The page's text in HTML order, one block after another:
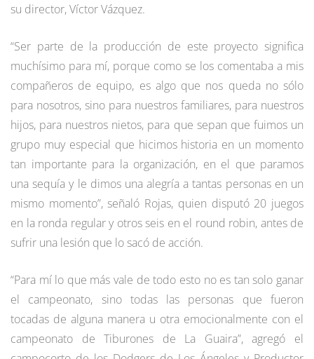
su director, Víctor Vázquez.
“Ser parte de la producción de este proyecto significa
muchísimo para mí, porque como se los comentaba a mis
compañeros de equipo, es algo que nos queda no sólo
para nosotros, sino para nuestros familiares, para nuestros
hijos, para nuestros nietos, para que sepan que fuimos un
grupo muy especial que hicimos historia en un momento
tan importante para la organización, en el que paramos
una sequía y le dimos una alegría a tantas personas en un
mismo momento”, señaló Rojas, quien disputó 20 juegos
en la ronda regular y otros seis en el round robin, antes de
sufrir una lesión que lo sacó de acción.
“Para mí lo que más vale de todo esto no es tan solo ganar
el campeonato, sino todas las personas que fueron
tocadas de alguna manera u otra emocionalmente con el
campeonato de Tiburones de La Guaira”, agregó el